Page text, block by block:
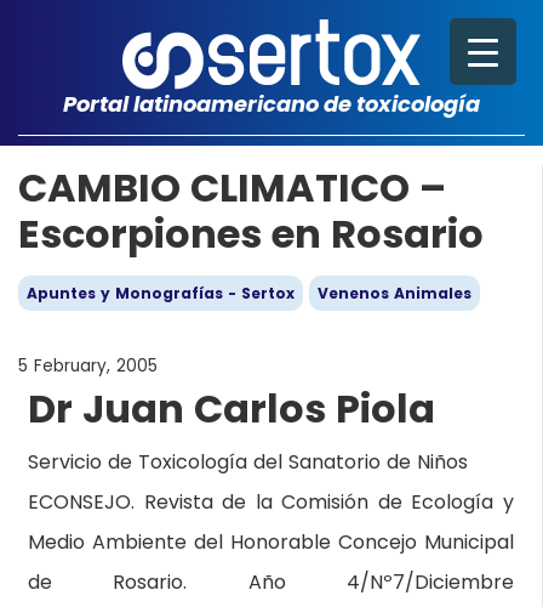
Portal latinoamericano de toxicología
CAMBIO CLIMATICO –
Escorpiones en Rosario
Apuntes y Monografías - Sertox Venenos Animales
5 February, 2005
Dr Juan Carlos Piola
Servicio de Toxicología del Sanatorio de Niños
ECONSEJO. Revista de la Comisión de Ecología y
Medio Ambiente del Honorable Concejo Municipal
de Rosario. Año 4/Nº7/Diciembre